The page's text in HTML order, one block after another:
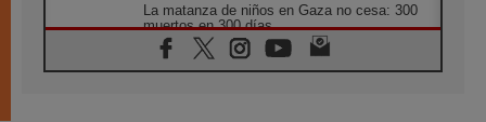
La matanza de niños en Gaza no cesa: 300
muertos en 300 días
07.08.2026
Tagle: La guerra desfigura el mundo, solo la